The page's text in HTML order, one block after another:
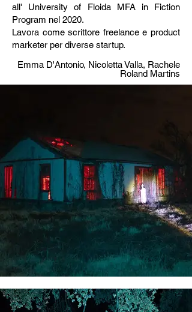
all' University of Floida MFA in Fiction
Program nel 2020.
Lavora come scrittore freelance e product
marketer per diverse startup.
Emma D'Antonio, Nicoletta Valla, Rachele
Roland Martins